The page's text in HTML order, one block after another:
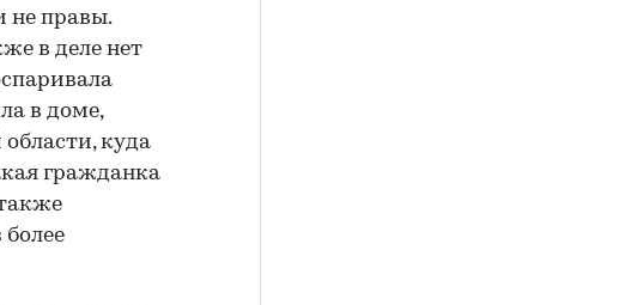
не правы.
в деле нет
в доме,
куда
гражданка